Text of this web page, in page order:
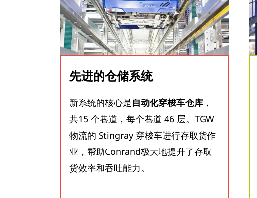
先进的仓储系统
新系统的核心是自动化穿梭车仓库 ，
共15 个巷道，每个巷道 46 层。TGW
物流的 Stingray 穿梭车进行存取货作
业，帮助Conrand极大地提升了存取
货效率和吞吐能力。